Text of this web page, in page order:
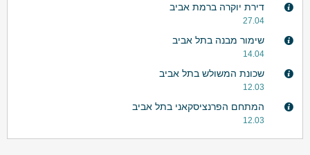
דירת יוקרה ברמת אביב
27.04
שימור מבנה בתל אביב
14.04
שכונת המשולש בתל אביב
12.03
המתחם הפרנציסקאני בתל אביב
12.03